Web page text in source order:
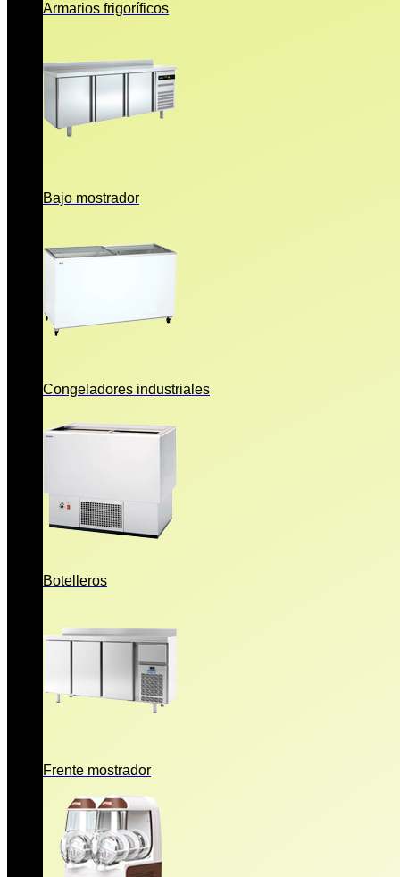
Armarios frigoríficos
Bajo mostrador
Congeladores industriales
Botelleros
Frente mostrador